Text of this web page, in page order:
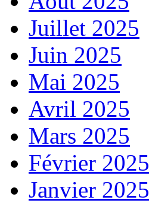
Juillet 2025
Juin 2025
Mai 2025
Avril 2025
Mars 2025
Février 2025
Janvier 2025